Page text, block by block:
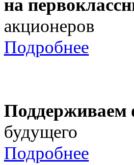
на
акционеров
Подробнее
Поддерживаем
будущего
Подробнее